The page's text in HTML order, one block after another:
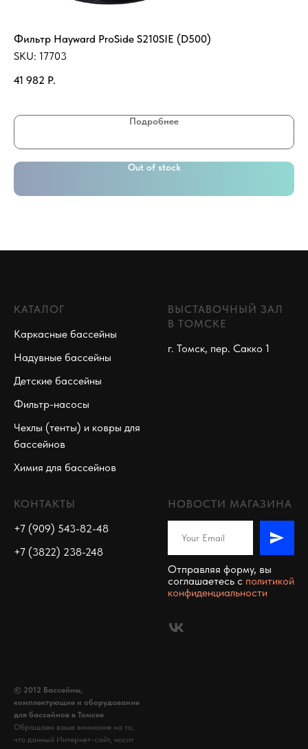
Фильтр Hayward ProSide S210SIE (D500)
SKU: 17703
41 982 Р.
Подробнее
Out of stock
КАТАЛОГ
Каркасные бассейны
Надувные бассейны
Детские бассейны
Фильтр-насосы
Чехлы (тенты) и ковры для
бассейнов
Химия для бассейнов
ВЫСТАВОЧНЫЙ ЗАЛ
В ТОМСКЕ
г. Томск, пер. Сакко 1
КОНТАКТЫ
+7 (909) 543-82-48
+7 (3822) 238-248
НОВОСТИ МАГАЗИНА
Отправляя форму, вы
соглашаетесь c политикой
конфиденциальности
© 2012 Бассейны,
комплектующие и оборудование
для бассейнов в Томске
Обращаем ваше внимание на то,
что данный Интернет-сайт, носит